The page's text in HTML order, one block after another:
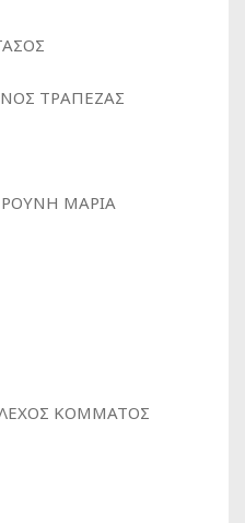
ΤΡΑΠΕΖΑΣ
ΜΑΡΙΑ
ΚΟΜΜΑΤΟΣ